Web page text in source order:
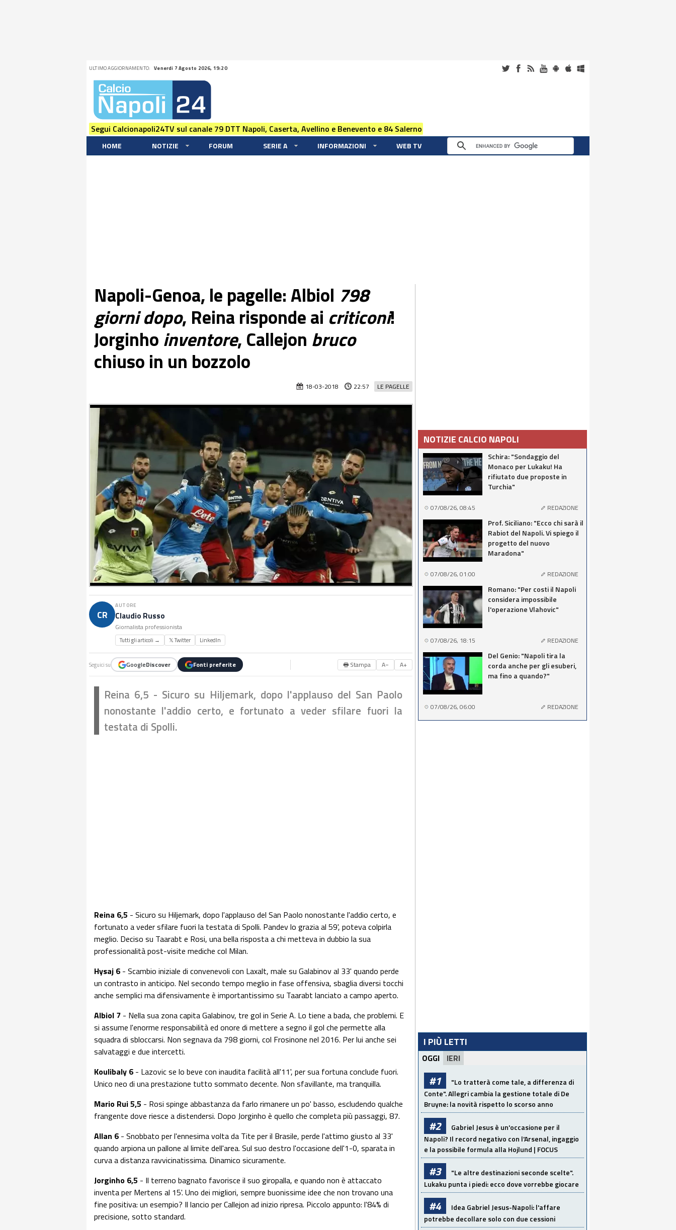
ULTIMO AGGIORNAMENTO: Venerdi 7 Agosto 2026, 19:20
Segui Calcionapoli24TV sul canale 79 DTT Napoli, Caserta, Avellino e Benevento e 84 Salerno
HOME NOTIZIE FORUM SERIE A INFORMAZIONI WEB TV
Napoli-Genoa, le pagelle: Albiol 798
giorni dopo, Reina risponde ai criticoni!
Jorginho inventore, Callejon bruco
chiuso in un bozzolo
LE PAGELLE
18-03-2018 22:57
CR
AUTORE
Claudio Russo
Giornalista professionista
Tutti gli articoli → 𝕏 Twitter LinkedIn
Seguici su GoogleDiscover Fonti preferite 🖶 Stampa A− A+
Reina 6,5 - Sicuro su Hiljemark, dopo l'applauso del San Paolo
nonostante l'addio certo, e fortunato a veder sfilare fuori la
testata di Spolli.
Reina 6,5 - Sicuro su Hiljemark, dopo l'applauso del San Paolo nonostante l'addio certo, e
fortunato a veder sfilare fuori la testata di Spolli. Pandev lo grazia al 59', poteva colpirla
meglio. Deciso su Taarabt e Rosi, una bella risposta a chi metteva in dubbio la sua
professionalità post-visite mediche col Milan.
Hysaj 6 - Scambio iniziale di convenevoli con Laxalt, male su Galabinov al 33' quando perde
un contrasto in anticipo. Nel secondo tempo meglio in fase offensiva, sbaglia diversi tocchi
anche semplici ma difensivamente è importantissimo su Taarabt lanciato a campo aperto.
Albiol 7 - Nella sua zona capita Galabinov, tre gol in Serie A. Lo tiene a bada, che problemi. E
si assume l'enorme responsabilità ed onore di mettere a segno il gol che permette alla
squadra di sbloccarsi. Non segnava da 798 giorni, col Frosinone nel 2016. Per lui anche sei
salvataggi e due intercetti.
Koulibaly 6 - Lazovic se lo beve con inaudita facilità all'11', per sua fortuna conclude fuori.
Unico neo di una prestazione tutto sommato decente. Non sfavillante, ma tranquilla.
Mario Rui 5,5 - Rosi spinge abbastanza da farlo rimanere un po' basso, escludendo qualche
frangente dove riesce a distendersi. Dopo Jorginho è quello che completa più passaggi, 87.
Allan 6 - Snobbato per l'ennesima volta da Tite per il Brasile, perde l'attimo giusto al 33'
quando arpiona un pallone al limite dell'area. Sul suo destro l'occasione dell'1-0, sparata in
curva a distanza ravvicinatissima. Dinamico sicuramente.
Jorginho 6,5 - Il terreno bagnato favorisce il suo giropalla, e quando non è attaccato
inventa per Mertens al 15'. Uno dei migliori, sempre buonissime idee che non trovano una
fine positiva: un esempio? Il lancio per Callejon ad inizio ripresa. Piccolo appunto: l'84% di
precisione, sotto standard.
NOTIZIE CALCIO NAPOLI
Schira: "Sondaggio del
Monaco per Lukaku! Ha
rifiutato due proposte in
Turchia"
07/08/26, 08:45 REDAZIONE
Prof. Siciliano: "Ecco chi sarà il
Rabiot del Napoli. Vi spiego il
progetto del nuovo
Maradona"
07/08/26, 01:00 REDAZIONE
Romano: "Per costi il Napoli
considera impossibile
l'operazione Vlahovic"
07/08/26, 18:15 REDAZIONE
Del Genio: "Napoli tira la
corda anche per gli esuberi,
ma fino a quando?"
07/08/26, 06:00 REDAZIONE
I PIÙ LETTI
OGGI IERI
#1
"Lo tratterà come tale, a differenza di
Conte". Allegri cambia la gestione totale di De
Bruyne: la novità rispetto lo scorso anno
#2
Gabriel Jesus è un'occasione per il
Napoli? Il record negativo con l'Arsenal, ingaggio
e la possibile formula alla Hojlund | FOCUS
#3
"Le altre destinazioni seconde scelte".
Lukaku punta i piedi: ecco dove vorrebbe giocare
#4
Idea Gabriel Jesus-Napoli: l'affare
potrebbe decollare solo con due cessioni